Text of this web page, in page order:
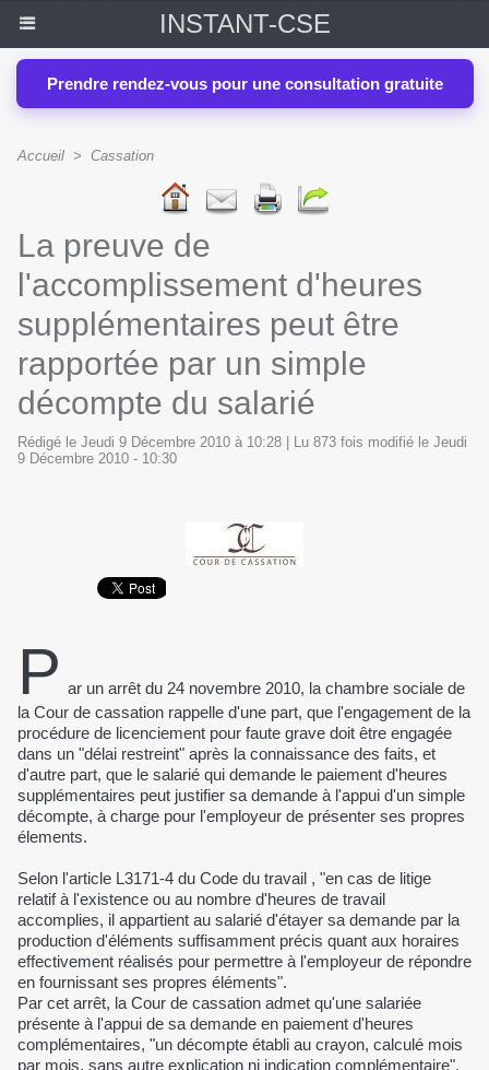
INSTANT-CSE
Prendre rendez-vous pour une consultation gratuite
Accueil > Cassation
La preuve de
l'accomplissement d'heures
supplémentaires peut être
rapportée par un simple
décompte du salarié
Rédigé le Jeudi 9 Décembre 2010 à 10:28 | Lu 873 fois modifié le Jeudi
9 Décembre 2010 - 10:30
P ar un arrêt du 24 novembre 2010, la chambre sociale de
la Cour de cassation rappelle d'une part, que l'engagement de la
procédure de licenciement pour faute grave doit être engagée
dans un "délai restreint" après la connaissance des faits, et
d'autre part, que le salarié qui demande le paiement d'heures
supplémentaires peut justifier sa demande à l'appui d'un simple
décompte, à charge pour l'employeur de présenter ses propres
élements.
Selon l'article L3171-4 du Code du travail , "en cas de litige
relatif à l'existence ou au nombre d'heures de travail
accomplies, il appartient au salarié d'étayer sa demande par la
production d'éléments suffisamment précis quant aux horaires
effectivement réalisés pour permettre à l'employeur de répondre
en fournissant ses propres éléments".
Par cet arrêt, la Cour de cassation admet qu'une salariée
présente à l'appui de sa demande en paiement d'heures
complémentaires, "un décompte établi au crayon, calculé mois
par mois, sans autre explication ni indication complémentaire".